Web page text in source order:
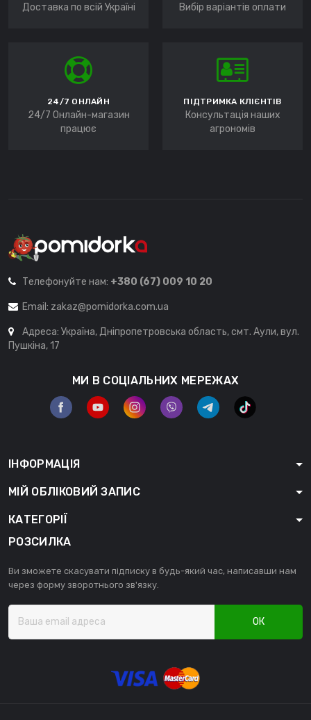
Доставка по всій Україні Вибір варіантів оплати
24/7 ОНЛАЙН
24/7 Онлайн-магазин
працює
ПІДТРИМКА КЛІЄНТІВ
Консультація наших
агрономів
Телефонуйте нам: +380 (67) 009 10 20
Email: zakaz@pomidorka.com.ua
Адреса: Україна, Дніпропетровська область, смт. Аули, вул.
Пушкіна, 17
МИ В СОЦІАЛЬНИХ МЕРЕЖАХ
ІНФОРМАЦІЯ
МІЙ ОБЛІКОВИЙ ЗАПИС
КАТЕГОРІЇ
РОЗСИЛКА
Ви зможете скасувати підписку в будь-який час, написавши нам
через форму зворотнього зв'язку.
ОК